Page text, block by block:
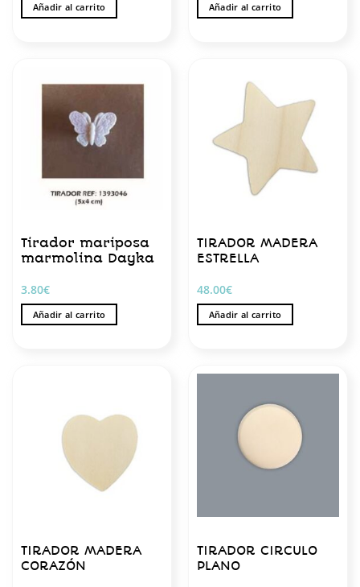
Añadir al carrito Añadir al carrito
Tirador mariposa
marmolina Dayka
3.80€
Añadir al carrito
TIRADOR MADERA
ESTRELLA
48.00€
Añadir al carrito
TIRADOR MADERA
CORAZÓN
TIRADOR CIRCULO
PLANO